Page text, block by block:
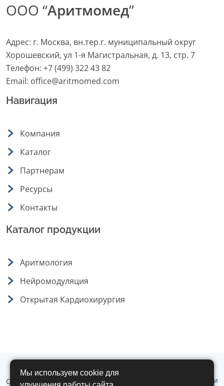
ООО “Аритмомед”
Адрес: г. Москва, вн.тер.г. муниципальный округ
Хорошевский, ул 1-я Магистральная, д. 13, стр. 7
Телефон: +7 (499) 322 43 82
Email: office@aritmomed.com
Навигация
Компания
Каталог
Партнерам
Ресурсы
Контакты
Каталог продукции
Аритмология
Нейромодуляция
Открытая Кардиохирургия
ООО "Аритмомед" © 2019 - 2026 г. Все Политика обработки
Мы используем cookie для